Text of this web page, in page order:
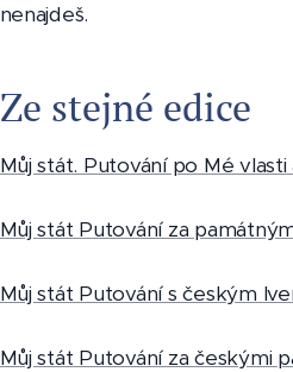
nenajdeš.
Ze stejné edice
Můj stát. Putování po Mé
Můj stát Putování za
Můj stát Putování s českým
Můj stát Putování za českými